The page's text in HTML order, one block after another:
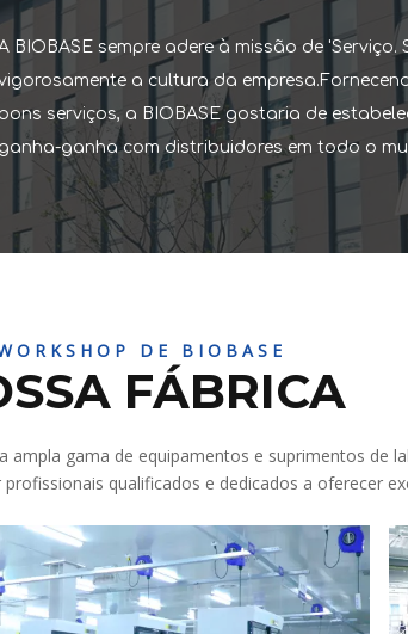
BIOBASE sempre adere à missão de 'Serviço.
a cultura da
bons serviços, a BIOBASE gostaria de
ganha-ganha com distribuidores em todo o
DE BIOBASE
FÁBRICA
gama de equipamentos e suprimentos de
qualificados e dedicados a oferecer